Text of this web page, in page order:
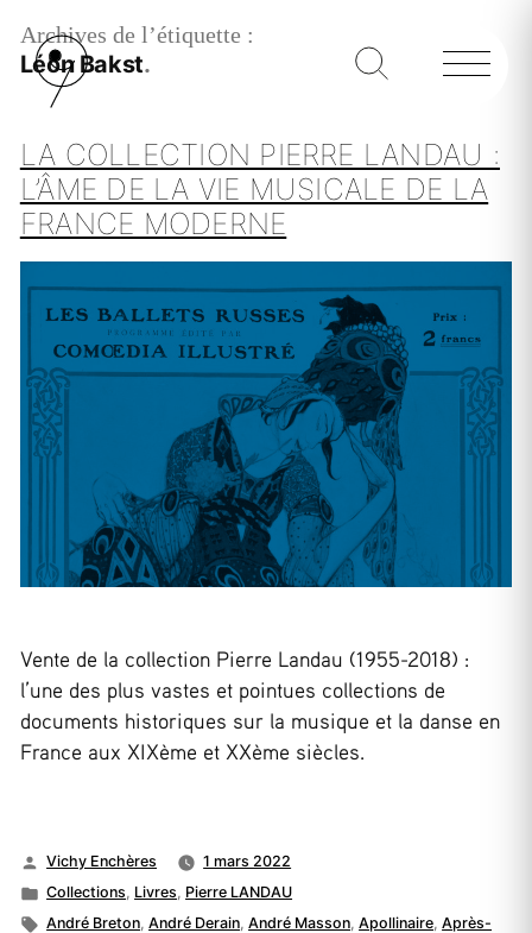
Archives de l’étiquette :
Léon Bakst
LA COLLECTION PIERRE LANDAU :
L’ÂME DE LA VIE MUSICALE DE LA
FRANCE MODERNE
Vente de la collection Pierre Landau (1955-2018) :
l’une des plus vastes et pointues collections de
documents historiques sur la musique et la danse en
France aux XIXème et XXème siècles.
Publié
par
Vichy Enchères
1 mars 2022
Publié
dans
Collections Livres Pierre LANDAU
Étiquettes :
André Breton ,André Derain ,André Masson ,Apollinaire ,Après-